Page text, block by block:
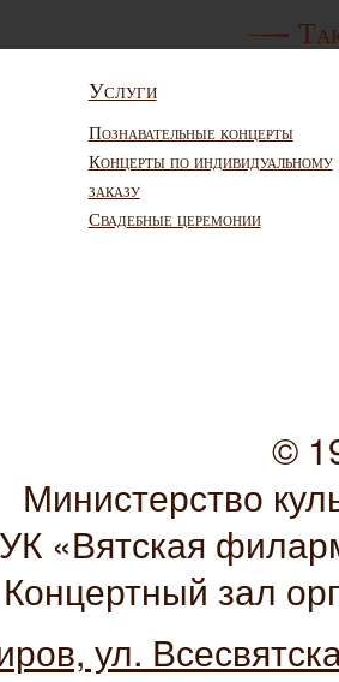
Услуги
Познавательные концерты
Концерты по индивидуальному
заказу
Свадебные церемонии
©
Министерство
«Вятская
Концертный зал
ул.